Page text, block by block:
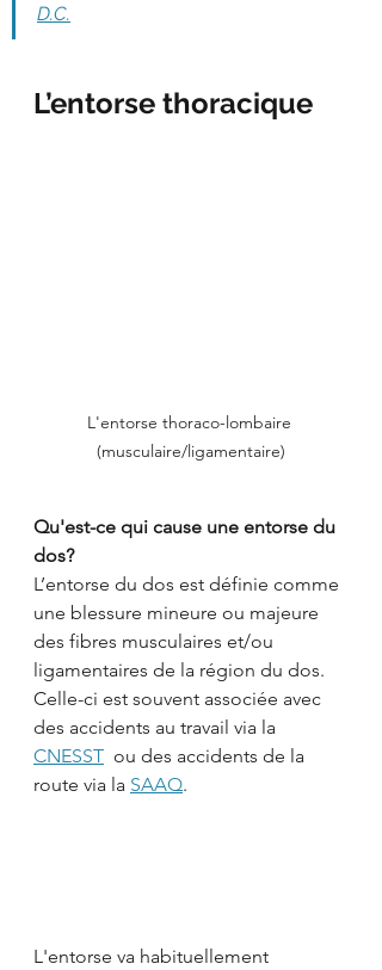
D.C.
L’entorse thoracique
L'entorse thoraco-lombaire
(musculaire/ligamentaire)
Qu'est-ce qui cause une entorse du
dos?
L’entorse du dos est définie comme
une blessure mineure ou majeure
des fibres musculaires et/ou
ligamentaires de la région du dos.
Celle-ci est souvent associée avec
des accidents au travail via la
CNESST
  ou des accidents de la
route via la SAAQ.
L'entorse va habituellement